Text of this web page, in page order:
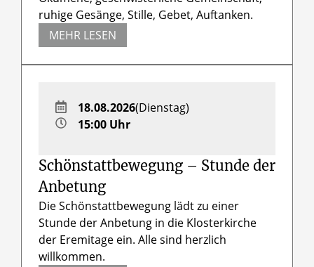
ruhige Gesänge, Stille, Gebet, Auftanken.
MEHR LESEN
Schönstattbewegung – Stunde der
Anbetung
Die Schönstattbewegung lädt zu einer
Stunde der Anbetung in die Klosterkirche
der Eremitage ein. Alle sind herzlich
willkommen.
18.08.2026(Dienstag)
15:00 Uhr